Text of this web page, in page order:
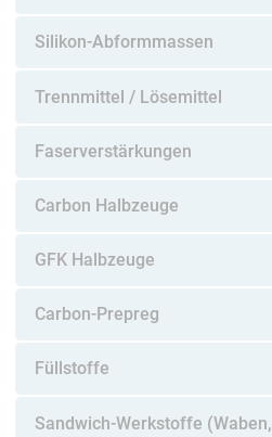
Silikon-Abformmassen
Trennmittel / Lösemittel
Faserverstärkungen
Carbon Halbzeuge
GFK Halbzeuge
Carbon-Prepreg
Füllstoffe
Sandwich-Werkstoffe (Waben,